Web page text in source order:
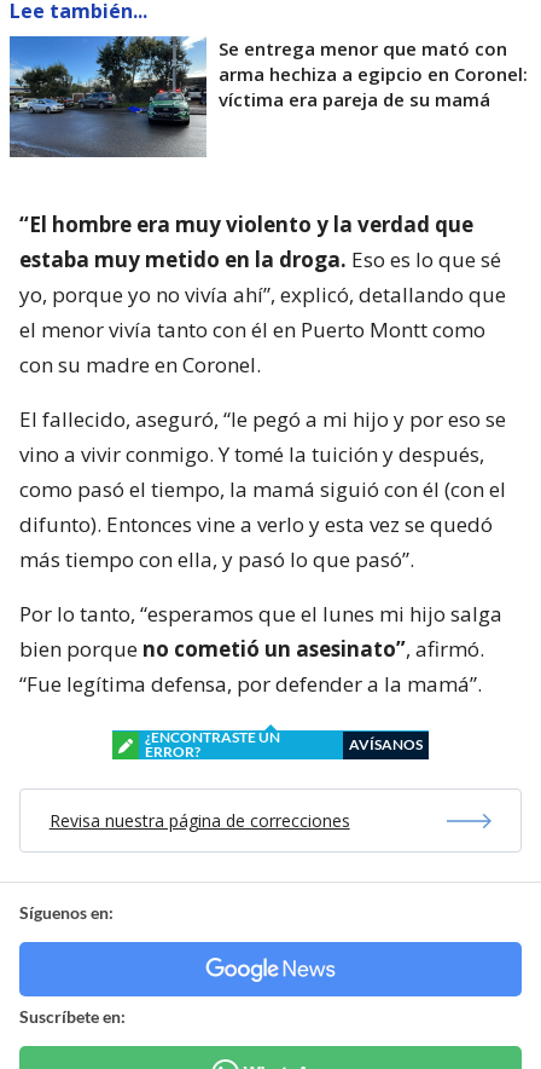
Lee también...
Se entrega menor que mató con
arma hechiza a egipcio en Coronel:
víctima era pareja de su mamá
“El hombre era muy violento y la verdad que
estaba muy metido en la droga. Eso es lo que sé
yo, porque yo no vivía ahí”, explicó, detallando que
el menor vivía tanto con él en Puerto Montt como
con su madre en Coronel.
El fallecido, aseguró, “le pegó a mi hijo y por eso se
vino a vivir conmigo. Y tomé la tuición y después,
como pasó el tiempo, la mamá siguió con él (con el
difunto). Entonces vine a verlo y esta vez se quedó
más tiempo con ella, y pasó lo que pasó”.
Por lo tanto, “esperamos que el lunes mi hijo salga
bien porque no cometió un asesinato”, afirmó.
“Fue legítima defensa, por defender a la mamá”.
¿ENCONTRASTE UN
ERROR?
AVÍSANOS
Revisa nuestra página de correcciones
Síguenos en:
Suscríbete en: